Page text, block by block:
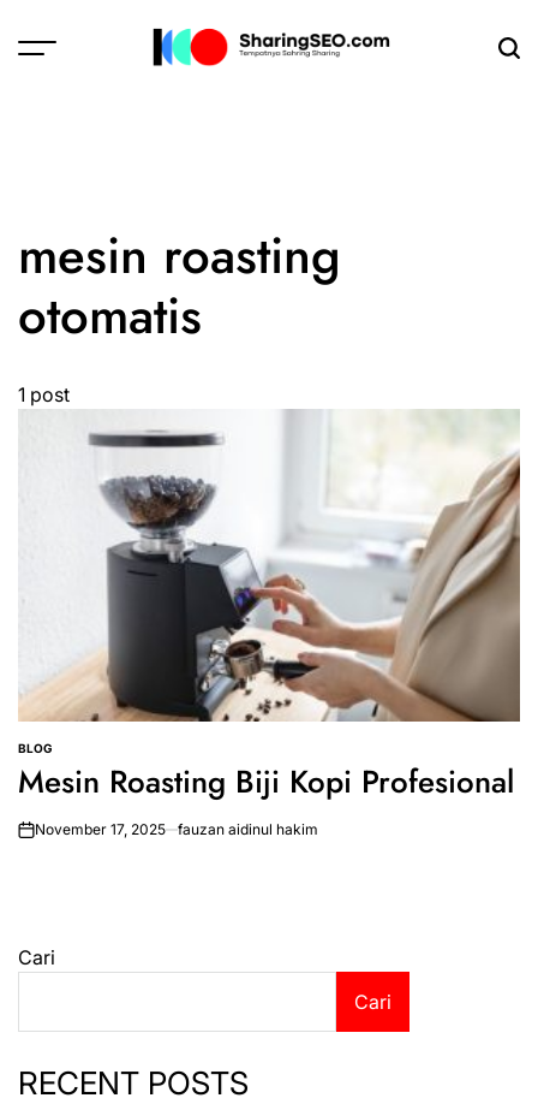
mesin roasting
otomatis
1 post
POSTED
IN
BLOG
Mesin Roasting Biji Kopi Profesional
onNovember 17, 2025 fauzan aidinul hakim
Cari
Cari
RECENT POSTS